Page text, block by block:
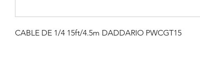
CABLE DE 1/4 15ft/4.5m DADDARIO PWCGT15